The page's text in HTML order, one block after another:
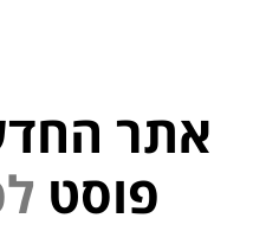
אתר
פוסט